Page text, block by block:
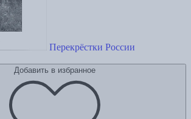
Перекрёстки России
Добавить в избранное